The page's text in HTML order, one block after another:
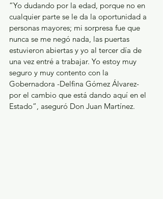
“Yo dudando por la edad, porque no en
cualquier parte se le da la oportunidad a
personas mayores; mi sorpresa fue que
nunca se me negó nada, las puertas
estuvieron abiertas y yo al tercer día de
una vez entré a trabajar. Yo estoy muy
seguro y muy contento con la
Gobernadora -Delfina Gómez Álvarez-
por el cambio que está dando aquí en el
Estado”, aseguró Don Juan Martínez.